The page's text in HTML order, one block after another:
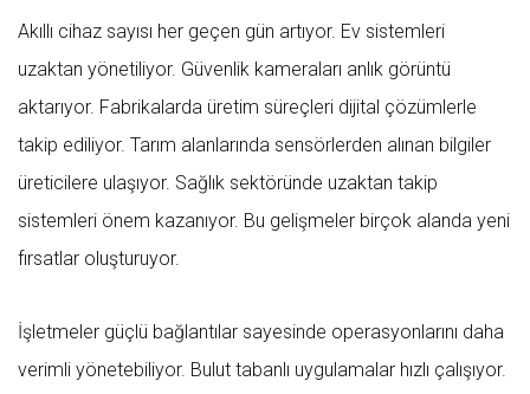
Akıllı cihaz sayısı her geçen gün artıyor. Ev sistemleri
uzaktan yönetiliyor. Güvenlik kameraları anlık görüntü
aktarıyor. Fabrikalarda üretim süreçleri dijital çözümlerle
takip ediliyor. Tarım alanlarında sensörlerden alınan bilgiler
üreticilere ulaşıyor. Sağlık sektöründe uzaktan takip
sistemleri önem kazanıyor. Bu gelişmeler birçok alanda yeni
fırsatlar oluşturuyor.
İşletmeler güçlü bağlantılar sayesinde operasyonlarını daha
verimli yönetebiliyor. Bulut tabanlı uygulamalar hızlı çalışıyor.